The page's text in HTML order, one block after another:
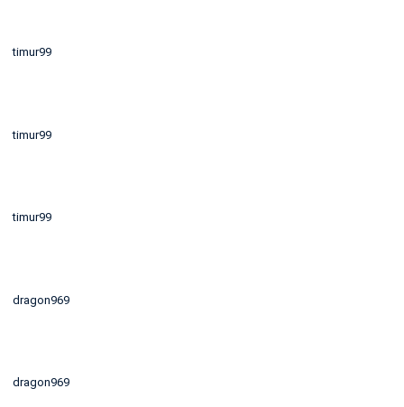
timur99
timur99
timur99
dragon969
dragon969